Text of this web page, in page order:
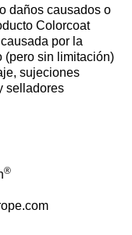
daños causados o
Colorcoat
causada por la
(pero sin limitación)
sujeciones
selladores
®